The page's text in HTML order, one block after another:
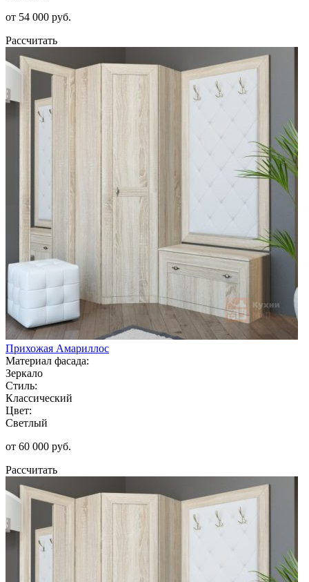
от 54 000 руб.
Рассчитать
Прихожая Амариллос
Материал фасада:
Зеркало
Стиль:
Классический
Цвет:
Светлый
от 60 000 руб.
Рассчитать